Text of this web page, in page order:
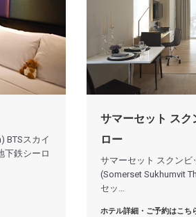
BTSスカイ
下鉄シーロ
サマーセット スク
ロー
サマーセット スクンビ
(Somerset Sukhumvit
セッ…
ホテル詳細・ご予約はこち